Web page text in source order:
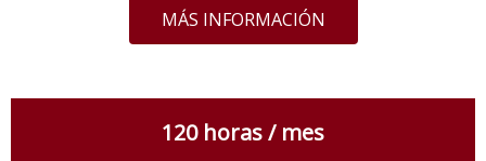
MÁS INFORMACIÓN
120 horas / mes